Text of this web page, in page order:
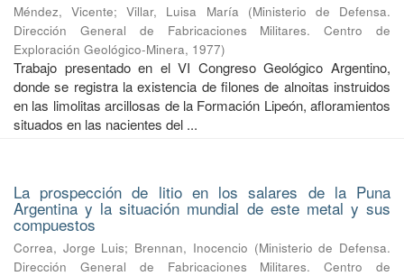
Méndez, Vicente;Villar, Luisa María (Ministerio de Defensa.
Dirección General de Fabricaciones Militares. Centro de
Exploración Geológico-Minera, 1977)
Trabajo presentado en el VI Congreso Geológico Argentino,
donde se registra la existencia de filones de alnoitas instruidos
en las limolitas arcillosas de la Formación Lipeón, afloramientos
situados en las nacientes del ...
La prospección de litio en los salares de la Puna
Argentina y la situación mundial de este metal y sus
compuestos
Correa, Jorge Luis; Brennan, Inocencio (Ministerio de Defensa.
Dirección General de Fabricaciones Militares. Centro de